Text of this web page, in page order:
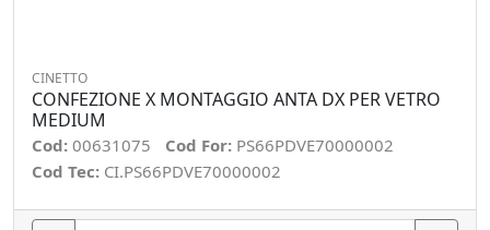
CINETTO
CONFEZIONE X MONTAGGIO ANTA DX PER VETRO
MEDIUM
Cod: 00631075 Cod For: PS66PDVE70000002
Cod Tec: CI.PS66PDVE70000002